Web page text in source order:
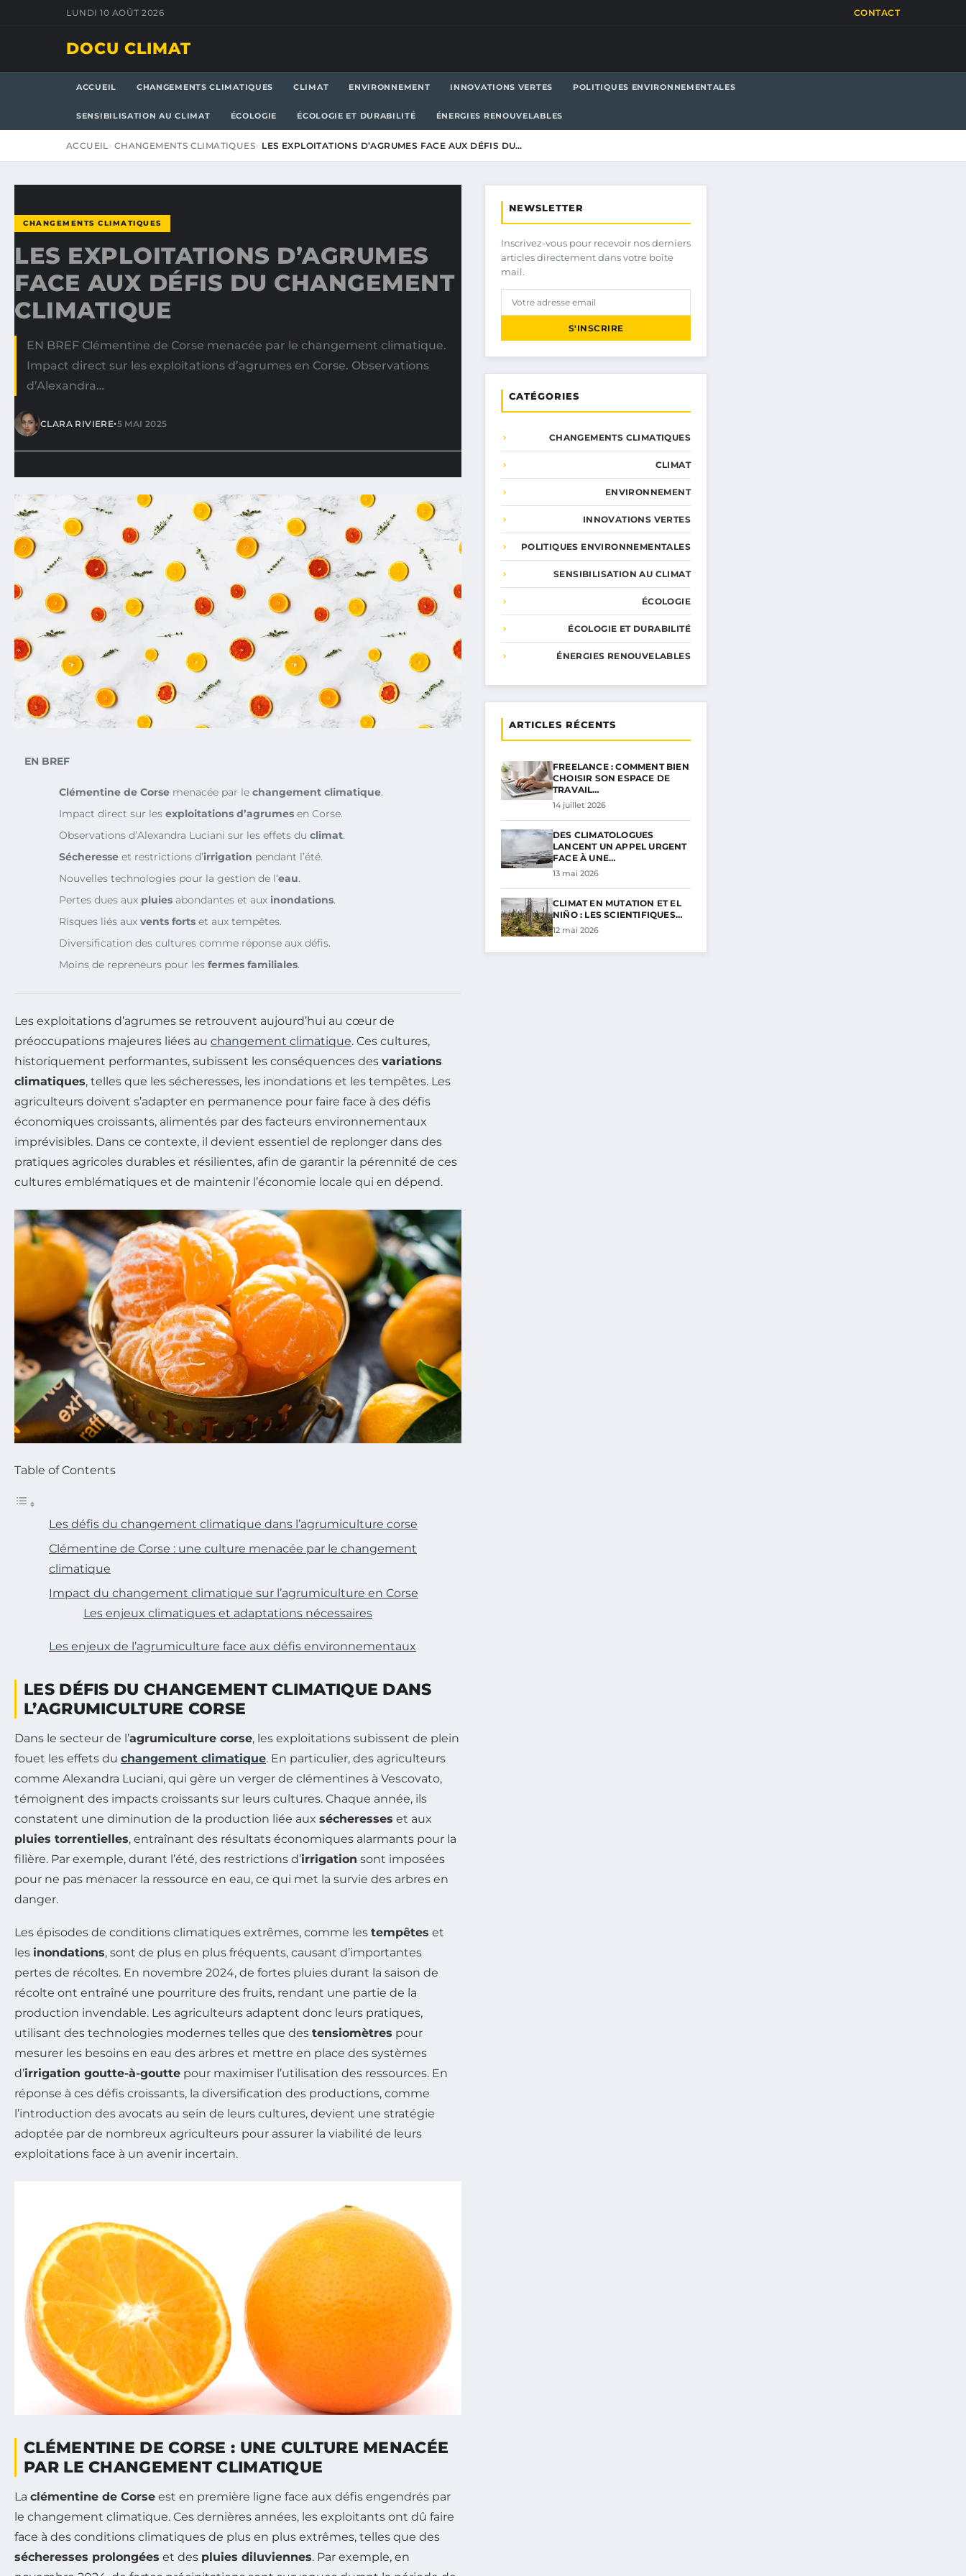
LUNDI 10 AOÛT 2026 CONTACT
DOCU CLIMAT
ACCUEIL CHANGEMENTS CLIMATIQUES CLIMAT ENVIRONNEMENT INNOVATIONS VERTES POLITIQUES ENVIRONNEMENTALES
SENSIBILISATION AU CLIMAT ÉCOLOGIE ÉCOLOGIE ET DURABILITÉ ÉNERGIES RENOUVELABLES
ACCUEIL CHANGEMENTS CLIMATIQUES LES EXPLOITATIONS D’AGRUMES FACE AUX DÉFIS DU…
CHANGEMENTS CLIMATIQUES
LES EXPLOITATIONS D’AGRUMES
FACE AUX DÉFIS DU CHANGEMENT
CLIMATIQUE
EN BREF Clémentine de Corse menacée par le changement climatique.
Impact direct sur les exploitations d’agrumes en Corse. Observations
d’Alexandra…
CLARA RIVIERE•5 MAI 2025
EN BREF
Clémentine de Corse menacée par le changement climatique.
Impact direct sur les exploitations d’agrumes en Corse.
Observations d’Alexandra Luciani sur les effets du climat.
Sécheresse et restrictions d’irrigation pendant l’été.
Nouvelles technologies pour la gestion de l’eau.
Pertes dues aux pluies abondantes et aux inondations.
Risques liés aux vents forts et aux tempêtes.
Diversification des cultures comme réponse aux défis.
Moins de repreneurs pour les fermes familiales.
Les exploitations d’agrumes se retrouvent aujourd’hui au cœur de
préoccupations majeures liées au changement climatique. Ces cultures,
historiquement performantes, subissent les conséquences des variations
climatiques, telles que les sécheresses, les inondations et les tempêtes. Les
agriculteurs doivent s’adapter en permanence pour faire face à des défis
économiques croissants, alimentés par des facteurs environnementaux
imprévisibles. Dans ce contexte, il devient essentiel de replonger dans des
pratiques agricoles durables et résilientes, afin de garantir la pérennité de ces
cultures emblématiques et de maintenir l’économie locale qui en dépend.
Table of Contents
Les défis du changement climatique dans l’agrumiculture corse
Clémentine de Corse : une culture menacée par le changement
climatique
Impact du changement climatique sur l’agrumiculture en Corse
Les enjeux climatiques et adaptations nécessaires
Les enjeux de l’agrumiculture face aux défis environnementaux
LES DÉFIS DU CHANGEMENT CLIMATIQUE DANS
L’AGRUMICULTURE CORSE
Dans le secteur de l’agrumiculture corse, les exploitations subissent de plein
fouet les effets du changement climatique. En particulier, des agriculteurs
comme Alexandra Luciani, qui gère un verger de clémentines à Vescovato,
témoignent des impacts croissants sur leurs cultures. Chaque année, ils
constatent une diminution de la production liée aux sécheresses et aux
pluies torrentielles, entraînant des résultats économiques alarmants pour la
filière. Par exemple, durant l’été, des restrictions d’irrigation sont imposées
pour ne pas menacer la ressource en eau, ce qui met la survie des arbres en
danger.
Les épisodes de conditions climatiques extrêmes, comme les tempêtes et
les inondations, sont de plus en plus fréquents, causant d’importantes
pertes de récoltes. En novembre 2024, de fortes pluies durant la saison de
récolte ont entraîné une pourriture des fruits, rendant une partie de la
production invendable. Les agriculteurs adaptent donc leurs pratiques,
utilisant des technologies modernes telles que des tensiomètres pour
mesurer les besoins en eau des arbres et mettre en place des systèmes
d’irrigation goutte-à-goutte pour maximiser l’utilisation des ressources. En
réponse à ces défis croissants, la diversification des productions, comme
l’introduction des avocats au sein de leurs cultures, devient une stratégie
adoptée par de nombreux agriculteurs pour assurer la viabilité de leurs
exploitations face à un avenir incertain.
CLÉMENTINE DE CORSE : UNE CULTURE MENACÉE
PAR LE CHANGEMENT CLIMATIQUE
La clémentine de Corse est en première ligne face aux défis engendrés par
le changement climatique. Ces dernières années, les exploitants ont dû faire
face à des conditions climatiques de plus en plus extrêmes, telles que des
sécheresses prolongées et des pluies diluviennes. Par exemple, en
NEWSLETTER
Inscrivez-vous pour recevoir nos derniers
articles directement dans votre boîte
mail.
S'INSCRIRE
CATÉGORIES
CHANGEMENTS CLIMATIQUES
CLIMAT
ENVIRONNEMENT
INNOVATIONS VERTES
POLITIQUES ENVIRONNEMENTALES
SENSIBILISATION AU CLIMAT
ÉCOLOGIE
ÉCOLOGIE ET DURABILITÉ
ÉNERGIES RENOUVELABLES
ARTICLES RÉCENTS
FREELANCE : COMMENT BIEN
CHOISIR SON ESPACE DE
TRAVAIL…
14 juillet 2026
DES CLIMATOLOGUES
LANCENT UN APPEL URGENT
FACE À UNE…
13 mai 2026
CLIMAT EN MUTATION ET EL
NIÑO : LES SCIENTIFIQUES…
12 mai 2026